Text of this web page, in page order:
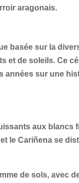
aragonais.
basée sur la
et de soleils. Ce
années sur une
aux blancs
le Cariñena se
de sols, avec